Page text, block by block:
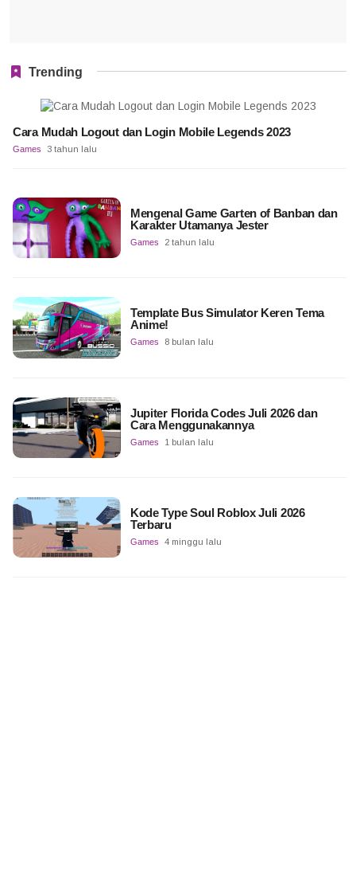
Trending
Cara Mudah Logout dan Login Mobile Legends 2023
Games 3 tahun lalu
Mengenal Game Garten of Banban dan
Karakter Utamanya Jester
Games 2 tahun lalu
Template Bus Simulator Keren Tema
Anime!
Games 8 bulan lalu
Jupiter Florida Codes Juli 2026 dan
Cara Menggunakannya
Games 1 bulan lalu
Kode Type Soul Roblox Juli 2026
Terbaru
Games 4 minggu lalu